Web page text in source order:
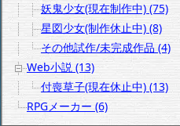
妖鬼少女(現在制作中) (75)
星図少女(制作休止中) (8)
その他試作/未完成作品 (4)
Web小説 (13)
付喪草子(現在休止中) (13)
RPGメーカー (6)